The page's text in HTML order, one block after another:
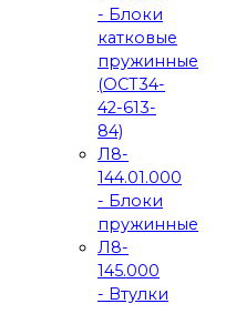
- Блоки
катковые
пружинные
(ОСТ34-
42-613-
84)
Л8-
144.01.000
- Блоки
пружинные
Л8-
145.000
- Втулки